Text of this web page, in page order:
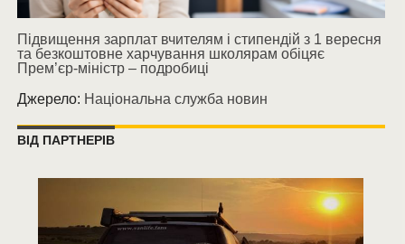
Підвищення зарплат вчителям і стипендій з 1 вересня
та безкоштовне харчування школярам обіцяє
Прем’єр-міністр – подробиці
Джерело: Національна служба новин
ВІД ПАРТНЕРІВ